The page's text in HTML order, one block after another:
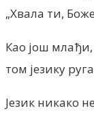
„Хвала ти,
Као још
том језику
Језик никако